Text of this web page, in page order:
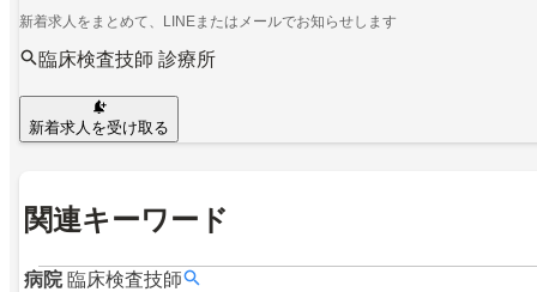
新着求人をまとめて、LINEまたはメールでお知らせします
臨床検査技師 診療所
新着求人を受け取る
関連キーワード
病院 臨床検査技師